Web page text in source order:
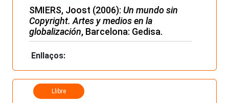
SMIERS, Joost (2006): Un mundo sin
Copyright. Artes y medios en la
globalización, Barcelona: Gedisa.
Enllaços:
Llibre